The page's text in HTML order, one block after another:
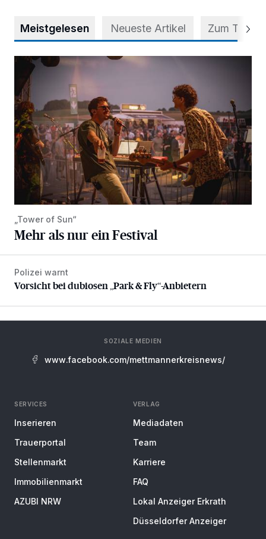
Meistgelesen Neueste Artikel Zum Thema
Mehr als nur ein Festival
„Tower of Sun“
Mehr als nur ein Festival
Vorsicht bei dubiosen „Park & Fly“-Anbietern
Polizei warnt
Vorsicht bei dubiosen „Park & Fly“-Anbietern
SOZIALE MEDIEN
www.facebook.com/mettmannerkreisnews/
SERVICES
Inserieren
Trauerportal
Stellenmarkt
Immobilienmarkt
AZUBI NRW
VERLAG
Mediadaten
Team
Karriere
FAQ
Lokal Anzeiger Erkrath
Düsseldorfer Anzeiger